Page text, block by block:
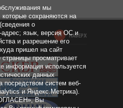
НАВЕРХ
мы
сохраняются на
о
язык, версия ОС и
и разрешение его
пришел на сайт
страницы просматривает
информация используется
данных
посредством систем веб-
и Яндекс.Метрика).
Вы